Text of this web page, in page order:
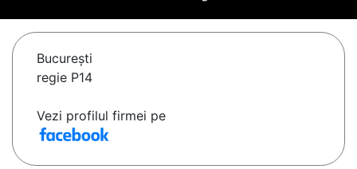
Bucureşti
regie P14
Vezi profilul firmei pe